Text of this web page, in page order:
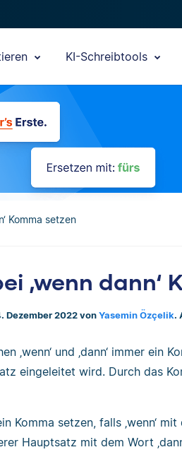
KI-Schreibtools
Komma setzen
‚wenn dann‘
Dezember 2022 von Yasemin Özçelik.
‚wenn‘ und ‚dann‘ immer ein
eingeleitet wird. Durch das
Komma setzen, falls ‚wenn‘
Hauptsatz mit dem Wort